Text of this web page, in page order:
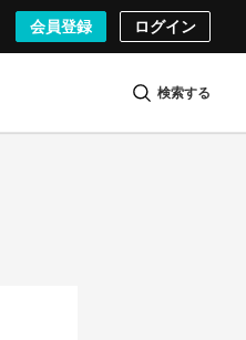
会員登録 ログイン
検索する